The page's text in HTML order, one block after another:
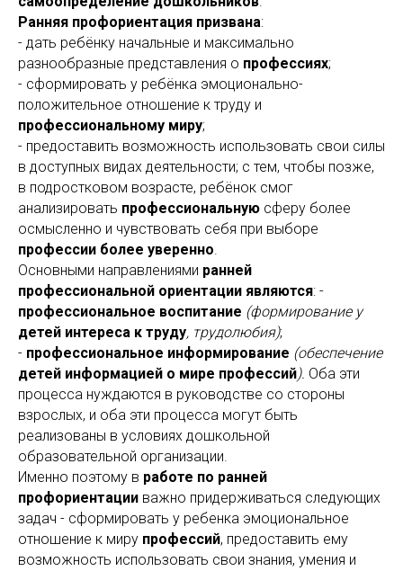
Ранняя профориентация призвана:
- дать ребёнку начальные и максимально
разнообразные представления о профессиях;
- сформировать у ребёнка эмоционально-
положительное отношение к труду и
профессиональному миру;
- предоставить возможность использовать свои силы
в доступных видах деятельности; с тем, чтобы позже,
в подростковом возрасте, ребёнок смог
анализировать профессиональную сферу более
осмысленно и чувствовать себя при выборе
профессии более уверенно.
Основными направлениями ранней
профессиональной ориентации являются: -
профессиональное воспитание (формирование у
детей интереса к труду, трудолюбия);
- профессиональное информирование (обеспечение
детей информацией о мире профессий). Оба эти
процесса нуждаются в руководстве со стороны
взрослых, и оба эти процесса могут быть
реализованы в условиях дошкольной
образовательной организации.
Именно поэтому в работе по ранней
профориентации важно придерживаться следующих
задач - сформировать у ребенка эмоциональное
отношение к миру профессий, предоставить ему
возможность использовать свои знания, умения и